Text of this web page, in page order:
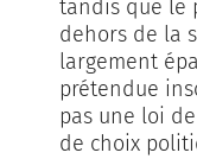
tandis que le
dehors de la
largement
prétendue
pas une loi
de choix